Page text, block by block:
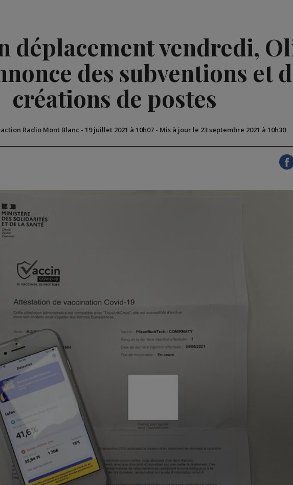
déplacement vendredi,
des subventions et
créations de postes
Radio Mont Blanc - 19 juillet 2021 à 10h07- Mis à jour le 23 septembre 2021 à 10h30